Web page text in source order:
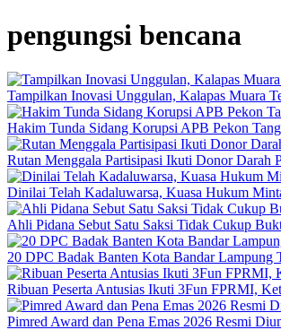
pengungsi bencana
Tampilkan Inovasi Unggulan, Kalapas Muara
Hakim Tunda Sidang Korupsi APB Pekon
Rutan Menggala Partisipasi Ikuti Donor
Dinilai Telah Kadaluwarsa, Kuasa Hukum
Ahli Pidana Sebut Satu Saksi Tidak Cukup
20 DPC Badak Banten Kota Bandar
Ribuan Peserta Antusias Ikuti 3Fun FPRMI,
Pimred Award dan Pena Emas 2026 Resmi